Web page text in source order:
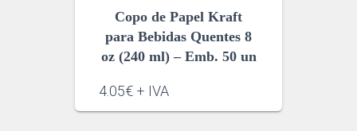
Copo de Papel Kraft
para Bebidas Quentes 8
oz (240 ml) – Emb. 50 un
4.05€ + IVA